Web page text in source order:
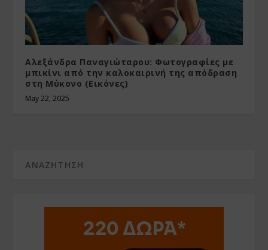
Αλεξάνδρα Παναγιώταρου: Φωτογραφίες με
μπικίνι από την καλοκαιρινή της απόδραση
στη Μύκονο (Εικόνες)
May 22, 2025